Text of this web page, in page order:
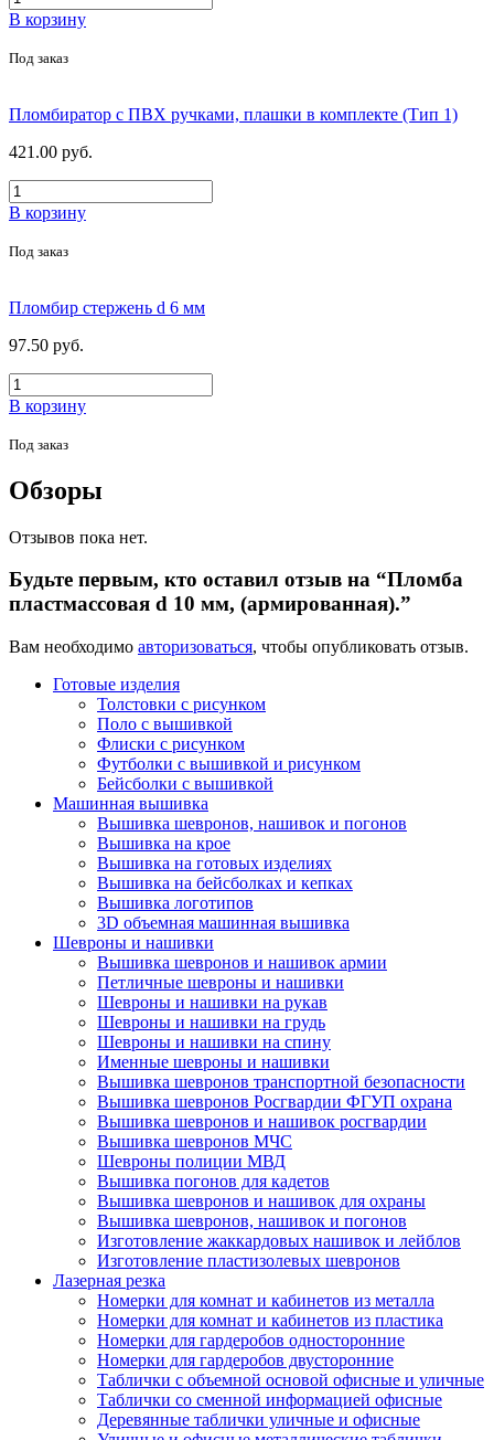
В корзину
Под заказ
Пломбиратор с ПВХ ручками, плашки в комплекте (Тип 1)
421.00 руб.
В корзину
Под заказ
Пломбир стержень d 6 мм
97.50 руб.
В корзину
Под заказ
Обзоры
Отзывов пока нет.
Будьте первым, кто оставил отзыв на “Пломба
пластмассовая d 10 мм, (армированная).”
Вам необходимо авторизоваться, чтобы опубликовать отзыв.
Готовые изделия
Толстовки с рисунком
Поло с вышивкой
Флиски с рисунком
Футболки с вышивкой и рисунком
Бейсболки с вышивкой
Машинная вышивка
Вышивка шевронов, нашивок и погонов
Вышивка на крое
Вышивка на готовых изделиях
Вышивка на бейсболках и кепках
Вышивка логотипов
3D объемная машинная вышивка
Шевроны и нашивки
Вышивка шевронов и нашивок армии
Петличные шевроны и нашивки
Шевроны и нашивки на рукав
Шевроны и нашивки на грудь
Шевроны и нашивки на спину
Именные шевроны и нашивки
Вышивка шевронов транспортной безопасности
Вышивка шевронов Росгвардии ФГУП охрана
Вышивка шевронов и нашивок росгвардии
Вышивка шевронов МЧС
Шевроны полиции МВД
Вышивка погонов для кадетов
Вышивка шевронов и нашивок для охраны
Вышивка шевронов, нашивок и погонов
Изготовление жаккардовых нашивок и лейблов
Изготовление пластизолевых шевронов
Лазерная резка
Номерки для комнат и кабинетов из металла
Номерки для комнат и кабинетов из пластика
Номерки для гардеробов односторонние
Номерки для гардеробов двусторонние
Таблички с объемной основой офисные и уличные
Таблички со сменной информацией офисные
Деревянные таблички уличные и офисные